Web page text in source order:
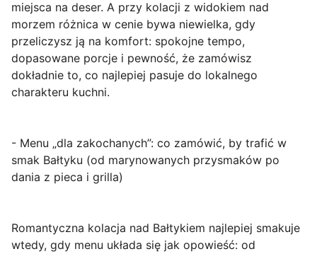
miejsca na deser. A przy kolacji z widokiem nad
morzem różnica w cenie bywa niewielka, gdy
przeliczysz ją na komfort: spokojne tempo,
dopasowane porcje i pewność, że zamówisz
dokładnie to, co najlepiej pasuje do lokalnego
charakteru kuchni.
- Menu „dla zakochanych”: co zamówić, by trafić w
smak Bałtyku (od marynowanych przysmaków po
dania z pieca i grilla)
Romantyczna kolacja nad Bałtykiem najlepiej smakuje
wtedy, gdy menu układa się jak opowieść: od